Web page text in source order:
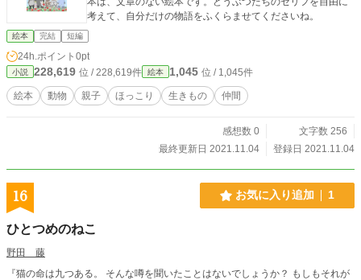
考えて、自分だけの物語をふくらませてくださいね。
絵本 完結 短編
24h.ポイント 0pt
小説 228,619 位 / 228,619件 絵本 1,045 位 / 1,045件
絵本 動物 親子 ほっこり 生きもの 仲間
感想数 0
文字数 256
最終更新日 2021.11.04
登録日 2021.11.04
16 お気に入り追加 1
ひとつめのねこ
野田 藤
『猫の命は九つある。 そんな噂を聞いたことはないでしょうか？ もしもそれが